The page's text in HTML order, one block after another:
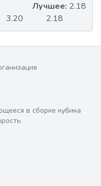
3.20 2.18
Лучшее: 2.18
в сборке кубика